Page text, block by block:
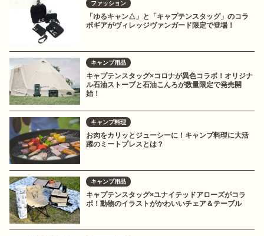
ファッション
「ゆるキャン△」と「キャプテンスタッグ」のコラ
ボギアがヴィレッジヴァンガード限定で登場！
キャンプ用品
キャプテンスタッグ×コロナが異色コラボ！オリジナ
ル石油ストーブと石油こんろが数量限定で発売開
始！
キャンプ料理
お肉をカリッとジューシーに！キャンプ料理に大活
躍のミートプレスとは？
キャンプ用品
キャプテンスタッグ×ユナイテッドアローズがコラ
ボ！動物のイラストがかわいいチェア＆テーブル